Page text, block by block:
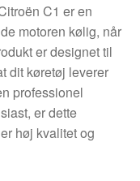
C1 er en
motoren kølig, når
er designet til
dit køretøj leverer
professionel
er dette
høj kvalitet og